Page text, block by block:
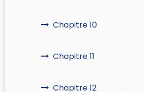
Chapitre 10
Chapitre 11
Chapitre 12